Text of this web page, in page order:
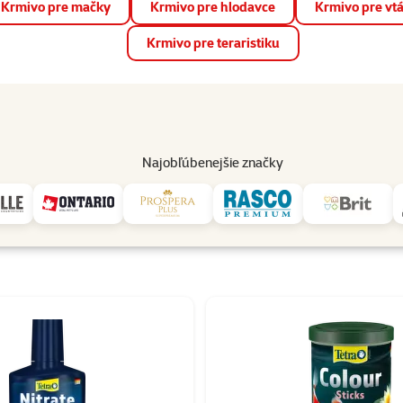
📱 Stiahnite si novú aplikáciu Super zoo.Viac informácií
Krmivo pre mačky Krmivo pre hlodavce Krmivo pre
Krmivo pre teraristiku
Najobľúbenejšie značky
Predajne Služby
Tetra